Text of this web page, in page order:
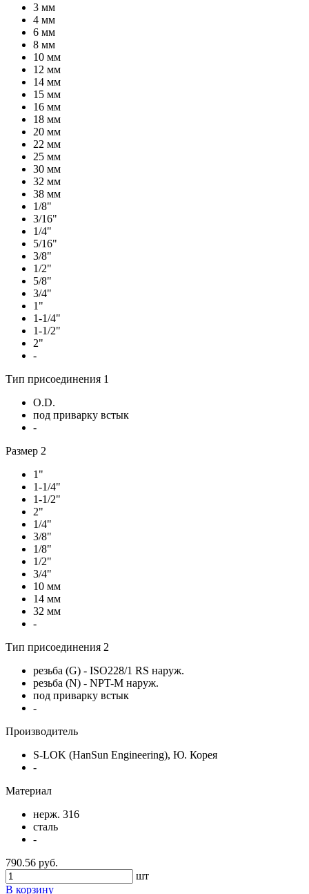
3 мм
4 мм
6 мм
8 мм
10 мм
12 мм
14 мм
15 мм
16 мм
18 мм
20 мм
22 мм
25 мм
30 мм
32 мм
38 мм
1/8"
3/16"
1/4"
5/16"
3/8"
1/2"
5/8"
3/4"
1"
1-1/4"
1-1/2"
2"
-
Тип присоединения 1
O.D.
под приварку встык
-
Размер 2
1"
1-1/4"
1-1/2"
2"
1/4"
3/8"
1/8"
1/2"
3/4"
10 мм
14 мм
32 мм
-
Тип присоединения 2
резьба (G) - ISO228/1 RS наруж.
резьба (N) - NPT-M наруж.
под приварку встык
-
Производитель
S-LOK (HanSun Engineering), Ю. Корея
-
Материал
нерж. 316
сталь
-
790.56 руб.
шт
В корзину